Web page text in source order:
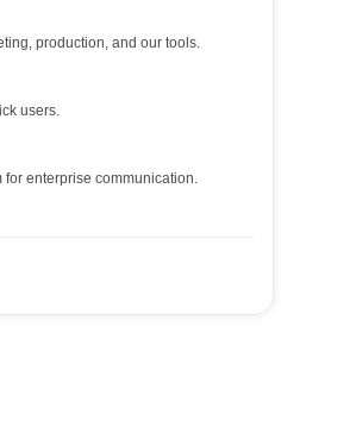
production, and our tools.
users.
enterprise communication.